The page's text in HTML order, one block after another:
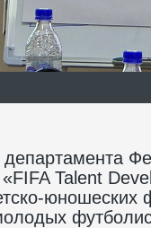
департамента
Talent